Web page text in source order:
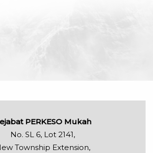
PERKESO Mukah
No. SL 6, Lot 2141,
Township Extension,